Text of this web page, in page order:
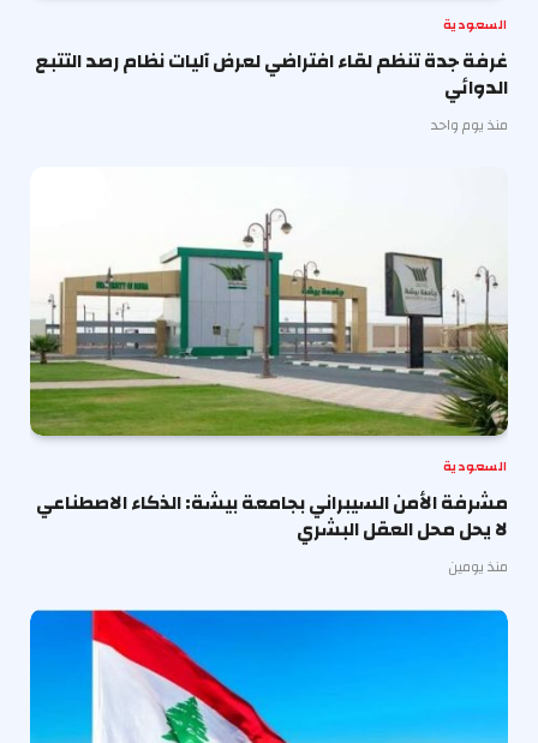
السعودية
غرفة جدة تنظم لقاء افتراضي لعرض آليات نظام رصد التتبع
الدوائي
منذ يوم واحد
السعودية
مشرفة الأمن السيبراني بجامعة بيشة: الذكاء الاصطناعي
لا يحل محل العقل البشري
منذ يومين